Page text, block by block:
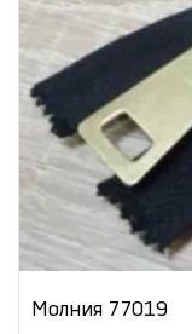
Молния 77019